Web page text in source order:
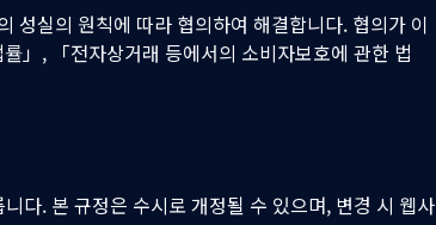
성실의 원칙에 따라 협의하여 해결합니다. 협의가 이
」, 「전자상거래 등에서의 소비자보호에 관한 법
다. 본 규정은 수시로 개정될 수 있으며, 변경 시 웹사